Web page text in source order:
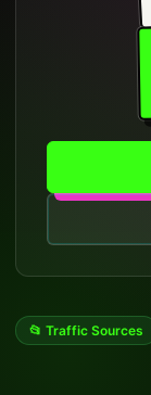
📂 Traffic Sources